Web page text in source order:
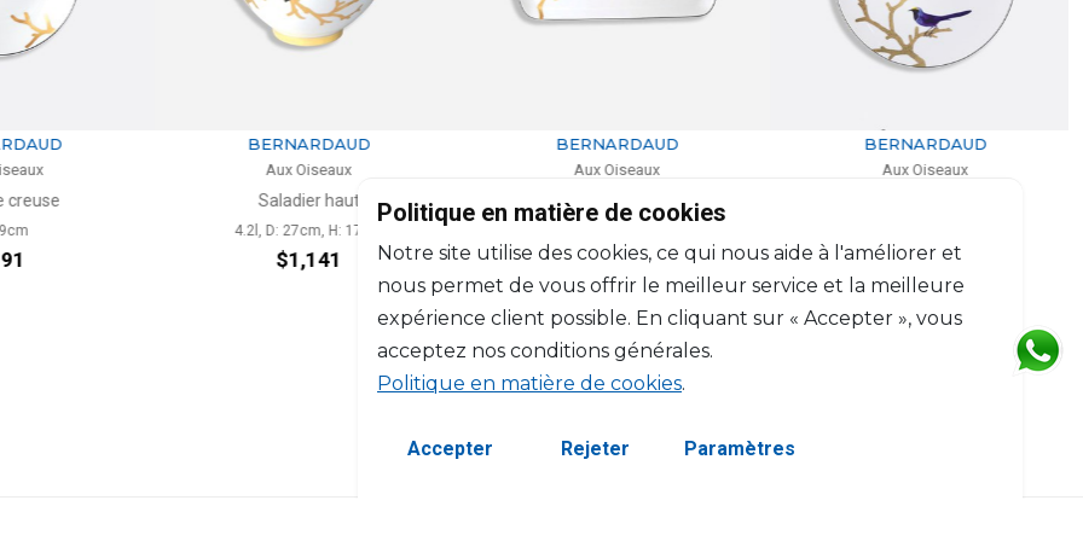
BERNARDAUD
Aux Oiseaux
Saladier haut
4.2l, D: 27cm, H: 17cm
$1,141
BERNARDAUD
Aux Oiseaux
Plat à cake
$744
BERNARDAUD
Aux Oiseaux
$191
Politique en matière de cookies
Notre site utilise des cookies, ce qui nous aide à l'améliorer et
nous permet de vous offrir le meilleur service et la meilleure
expérience client possible. En cliquant sur « Accepter », vous
acceptez nos conditions générales.
Politique en matière de cookies.
Accepter Rejeter Paramètres